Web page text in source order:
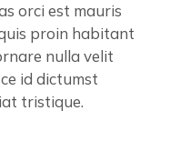
orci est mauris
proin habitant
nulla velit
id dictumst
tristique.